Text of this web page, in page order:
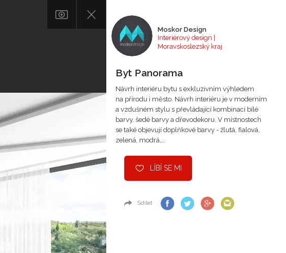
Moskor Design
Interiérový design |
Moravskoslezský kraj
Byt Panorama
Návrh interiéru bytu s exkluzivním výhledem
na přírodu i město. Návrh interiéru je v moderním
a vzdušném stylu s převládající kombinací bílé
barvy, šedé barvy a dřevodekoru. V místnostech
se také objevují doplňkové barvy - žlutá, fialová,
zelená, modrá,…
LÍBÍ SE MI
Sdílet